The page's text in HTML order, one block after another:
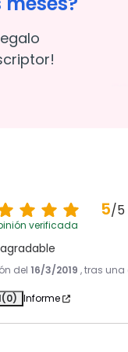
5/5
verificada
del 16/3/2019 , tras una
(0) Informe